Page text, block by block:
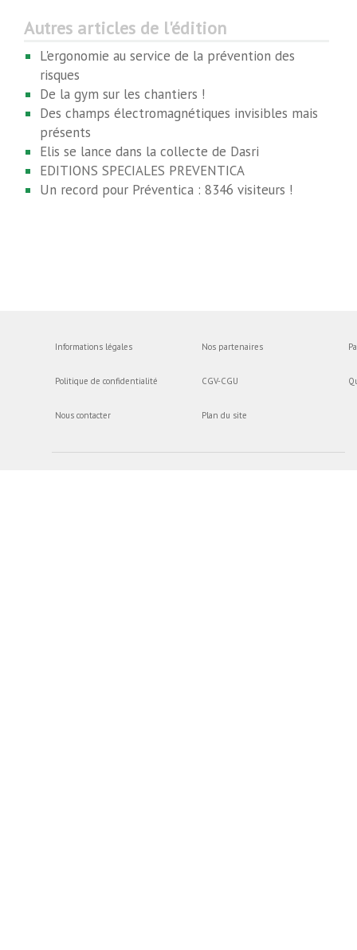
Autres articles de l'édition
L'ergonomie au service de la prévention des
risques
De la gym sur les chantiers !
Des champs électromagnétiques invisibles mais
présents
Elis se lance dans la collecte de Dasri
EDITIONS SPECIALES PREVENTICA
Un record pour Préventica : 8346 visiteurs !
Informations légales
Politique de confidentialité
Nous contacter
Nos partenaires
CGV-CGU
Plan du site